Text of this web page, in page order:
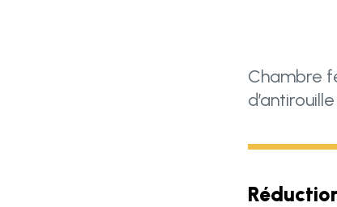
Chambre
d’antirouille